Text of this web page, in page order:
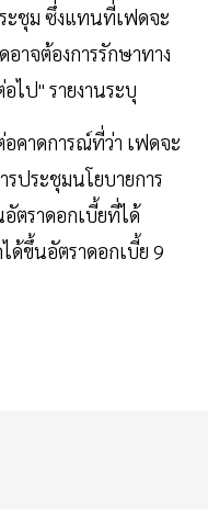
ะชุม ซึ่งแทนที่เฟดจะ
าจต้องการรักษาทาง
ไป" รายงานระบุ
คาดการณ์ที่ว่า เฟดจะ
ประชุมนโยบายการ
ตราดอกเบี้ยที่ได้
ด้ขึ้นอัตราดอกเบี้ย 9